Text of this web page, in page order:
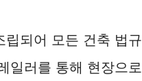
되어 모든 건축 법규
일러를 통해 현장으로